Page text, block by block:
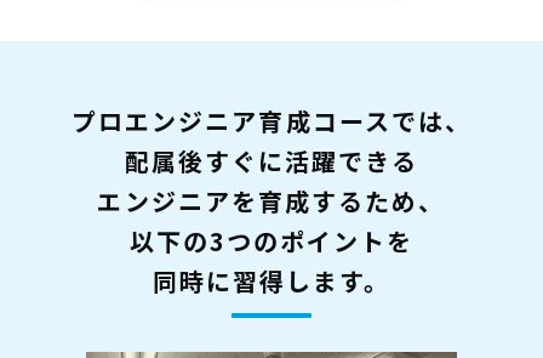
プロエンジニア育成コースでは、
配属後すぐに活躍できる
エンジニアを育成するため、
以下の3つのポイントを
同時に習得します。